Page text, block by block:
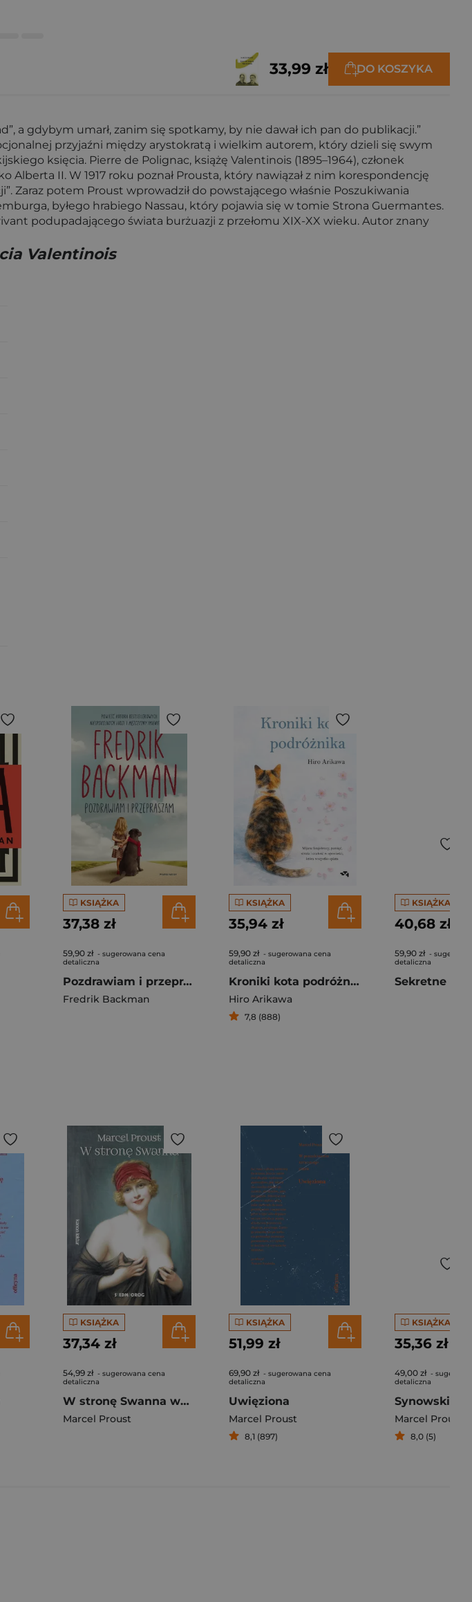
33,99 zł DO KOSZYKA
a gdybym umarł, zanim się spotkamy, by nie dawał ich pan do publikacji.”
przyjaźni między arystokratą i wielkim autorem, który dzieli się swym
księcia. Pierre de Polignac, książę Valentinois (1895–1964), członek
II. W 1917 roku poznał Prousta, który nawiązał z nim korespondencję
Zaraz potem Proust wprowadził do powstającego właśnie Poszukiwania
byłego hrabiego Nassau, który pojawia się w tomie Strona Guermantes.
podupadającego świata burżuazji z przełomu XIX-XX wieku. Autor znany
Valentinois
KSIĄŻKA
37,38 zł
59,90 zł - sugerowana cena
detaliczna
Pozdrawiam i przepraszam
Fredrik Backman
KSIĄŻKA
35,94 zł
59,90 zł - sugerowana cena
detaliczna
Kroniki kota podróżnika
Hiro Arikawa
7,8 (888)
KSIĄŻKA
40,68 zł
59,90 zł -
detaliczna
KSIĄŻKA
37,34 zł
54,99 zł - sugerowana cena
detaliczna
W stronę Swanna wyd. 2024
Marcel Proust
KSIĄŻKA
51,99 zł
69,90 zł - sugerowana cena
detaliczna
Uwięziona
Marcel Proust
8,1 (897)
KSIĄŻKA
35,36 zł
49,00 zł -
detaliczna
Marcel Proust
8,0 (5)